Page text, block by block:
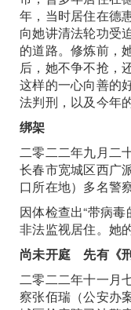
年，当时居住在德
向她讲清法轮功受
的道路。修炼前，
后，她不争不抢，
这样的一心向善的
法判刑，以及今年
绑架
二零二二年九月二
长春市宽城区西广
口所在地）多名警
因体检查出“带病
非法监视居住。她
尚未开庭 先有《
二零二二年十一月
察张佰瑞（公安办